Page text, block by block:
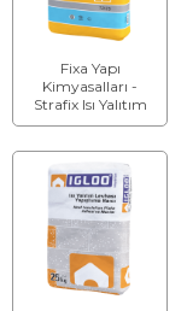
Fixa Yapı
Kimyasalları -
Strafix Isı Yalıtım
Levhası Yapıştırma